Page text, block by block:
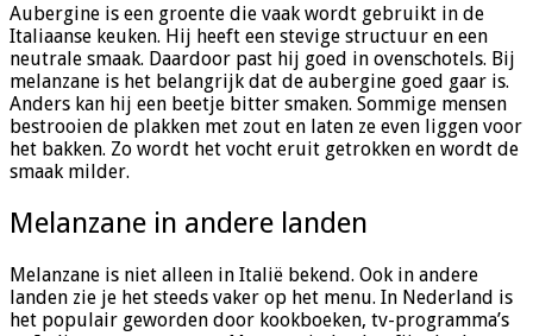
Aubergine is een groente die vaak wordt gebruikt in de
Italiaanse keuken. Hij heeft een stevige structuur en een
neutrale smaak. Daardoor past hij goed in ovenschotels. Bij
melanzane is het belangrijk dat de aubergine goed gaar is.
Anders kan hij een beetje bitter smaken. Sommige mensen
bestrooien de plakken met zout en laten ze even liggen voor
het bakken. Zo wordt het vocht eruit getrokken en wordt de
smaak milder.
Melanzane in andere landen
Melanzane is niet alleen in Italië bekend. Ook in andere
landen zie je het steeds vaker op het menu. In Nederland is
het populair geworden door kookboeken, tv-programma’s